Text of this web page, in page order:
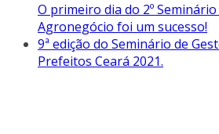
O primeiro dia do 2º
Agronegócio foi um sucesso!
9ª edição do Seminário de
Prefeitos Ceará 2021.